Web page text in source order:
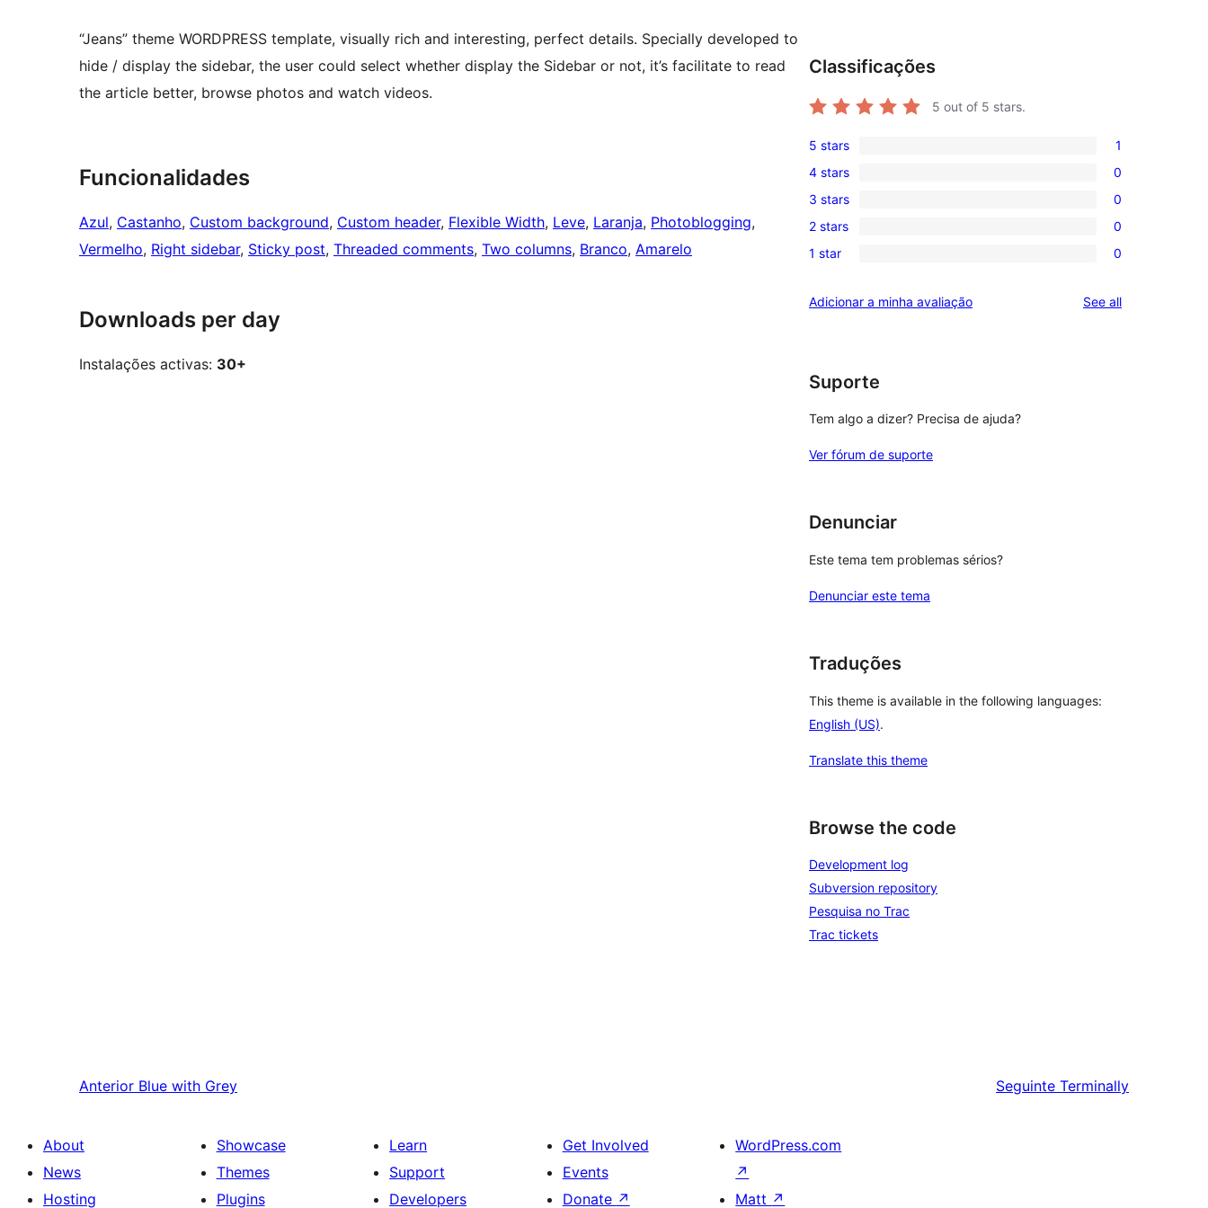
“Jeans” theme WORDPRESS template, visually rich and interesting, perfect details. Specially developed to
hide / display the sidebar, the user could select whether display the Sidebar or not, it’s facilitate to read
the article better, browse photos and watch videos.
Funcionalidades
Azul, Castanho, Custom background, Custom header, Flexible Width, Leve, Laranja, Photoblogging
Vermelho, Right sidebar, Sticky post, Threaded comments, Two columns, Branco, Amarelo
Downloads per day
Instalações activas: 30+
Classificações
5 out of 5 stars.
1
5-
star
review
5 stars 1
0
4-
star
reviews
4 stars 0
0
3-
star
3 stars 0
0
2-
reviews
2 stars 0
0
star
1 star 0
Adicionar a minha avaliação See allreviews
Suporte
Tem algo a dizer? Precisa de ajuda?
Ver fórum de suporte
Denunciar
Este tema tem problemas sérios?
Denunciar este tema
Traduções
This theme is available in the following languages:
English (US).
Translate this theme
Browse the code
Development log
Subversion repository
Pesquisa no Trac
Trac tickets
Anterior Blue with Grey Seguinte Terminally
About
News
Hosting
Showcase
Themes
Plugins
Learn
Support
Developers
Get Involved
Events
Donate ↗
WordPress.com
↗
Matt ↗